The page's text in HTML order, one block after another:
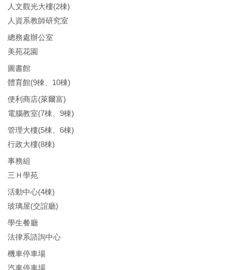
人文觀光大樓(2棟)
人資系教師研究室
總務處辦公室
美苑花園
圖書館
體育館(9棟、10棟)
便利商店(萊爾富)
電腦教室(7棟、9棟)
管理大樓(5棟、6棟)
行政大樓(8棟)
事務組
三Ｈ學苑
活動中心(4棟)
玻璃屋(交誼廳)
學生餐廳
法律系諮詢中心
機車停車場
汽車停車場